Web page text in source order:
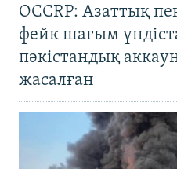
OCCRP: Азаттық
фейк шағым
пәкістандық
жасалған